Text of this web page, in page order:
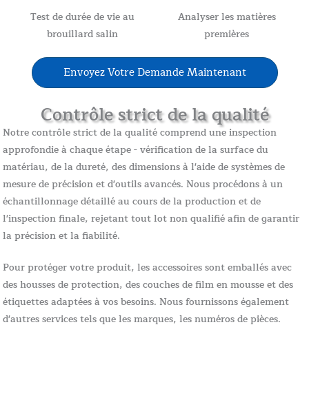
Test de durée de vie au
brouillard salin
Analyser les matières
premières
Envoyez Votre Demande Maintenant
Contrôle strict de la qualité
Notre contrôle strict de la qualité comprend une inspection
approfondie à chaque étape - vérification de la surface du
matériau, de la dureté, des dimensions à l'aide de systèmes de
mesure de précision et d'outils avancés. Nous procédons à un
échantillonnage détaillé au cours de la production et de
l'inspection finale, rejetant tout lot non qualifié afin de garantir
la précision et la fiabilité.
Pour protéger votre produit, les accessoires sont emballés avec
des housses de protection, des couches de film en mousse et des
étiquettes adaptées à vos besoins. Nous fournissons également
d'autres services tels que les marques, les numéros de pièces.